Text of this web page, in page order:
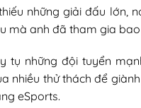
những giải đấu lớn,
mà anh đã tham gia
tụ những đội tuyển
nhiều thử thách để
eSports.